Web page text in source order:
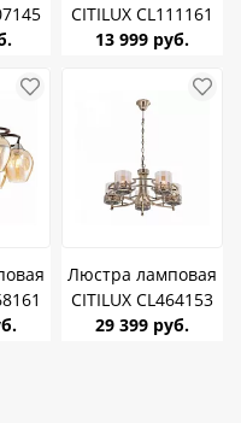
*4
CITILUX CL111161
Диез E27 75W *6
13 999 руб.
Люстра ламповая
CITILUX CL464153
Ориент E27 75W
29 399 руб.